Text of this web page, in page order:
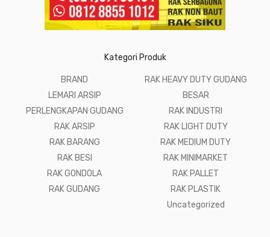
Kategori Produk
BRAND
LEMARI ARSIP
PERLENGKAPAN GUDANG
RAK ARSIP
RAK BARANG
RAK BESI
RAK GONDOLA
RAK GUDANG
RAK HEAVY DUTY GUDANG
BESAR
RAK INDUSTRI
RAK LIGHT DUTY
RAK MEDIUM DUTY
RAK MINIMARKET
RAK PALLET
RAK PLASTIK
Uncategorized